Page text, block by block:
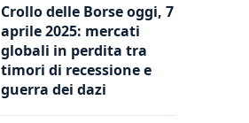
Crollo delle Borse oggi, 7
aprile 2025: mercati
globali in perdita tra
timori di recessione e
guerra dei dazi